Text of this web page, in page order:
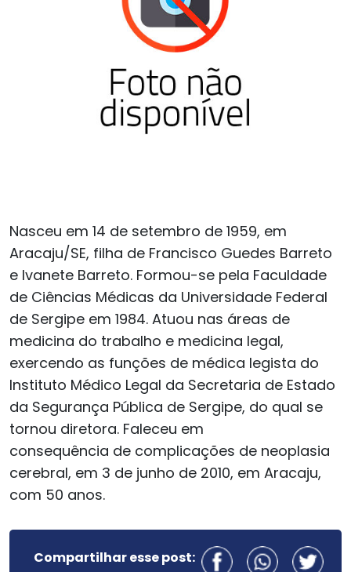
Nasceu em 14 de setembro de 1959, em
Aracaju/SE, filha de Francisco Guedes Barreto
e Ivanete Barreto. Formou-se pela Faculdade
de Ciências Médicas da Universidade Federal
de Sergipe em 1984. Atuou nas áreas de
medicina do trabalho e medicina legal,
exercendo as funções de médica legista do
Instituto Médico Legal da Secretaria de Estado
da Segurança Pública de Sergipe, do qual se
tornou diretora. Faleceu em
consequência de complicações de neoplasia
cerebral, em 3 de junho de 2010, em Aracaju,
com 50 anos.
Compartilhar esse post: